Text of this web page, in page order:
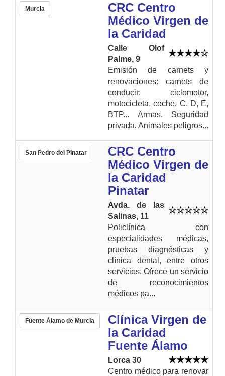
Murcia
CRC Centro
Médico Virgen de
la Caridad
Calle Olof
Palme, 9
Emisión de carnets y
renovaciones: carnets de
conducir: ciclomotor,
motocicleta, coche, C, D, E,
BTP... Armas. Seguridad
privada. Animales peligros...
San Pedro del Pinatar
CRC Centro
Médico Virgen de
la Caridad
Pinatar
Avda. de las
Salinas, 11
Policlínica con
especialidades médicas,
pruebas diagnósticas y
clínica dental, entre otros
servicios. Ofrece un servicio
de reconocimientos
médicos pa...
Fuente Álamo de Murcia
Clínica Virgen de
la Caridad
Fuente Álamo
Lorca 30
Centro médico para renovar